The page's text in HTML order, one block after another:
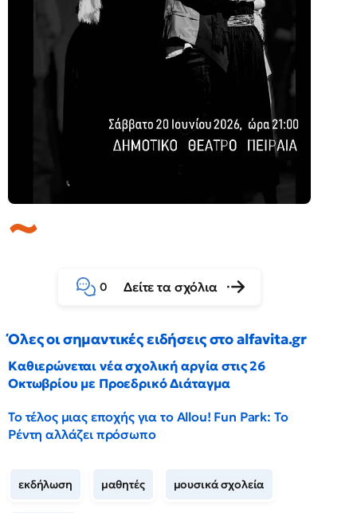
0 Δείτε τα σχόλια
Όλες οι σημαντικές ειδήσεις στο alfavita.gr
Καθιερώνεται νέα σχολική αργία στις 26
Οκτωβρίου με Προεδρικό Διάταγμα
Το τέλος μιας εποχής για το Allou! Fun Park: Το
Ρέντη αλλάζει πρόσωπο
εκδήλωση μαθητές μουσικά σχολεία